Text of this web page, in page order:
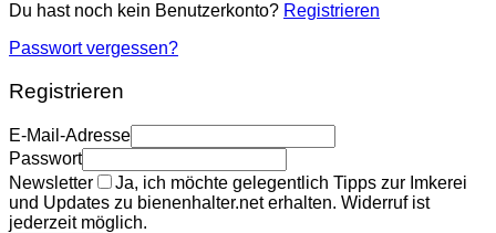
Du hast noch kein Benutzerkonto? Registrieren
Passwort vergessen?
Registrieren
E-Mail-Adresse
Passwort
Newsletter
Ja, ich möchte gelegentlich Tipps zur Imkerei
und Updates zu bienenhalter.net erhalten. Widerruf ist
jederzeit möglich.